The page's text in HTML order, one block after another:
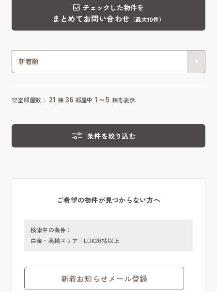
チェックした物件を
まとめてお問い合わせ （最大10件）
空室部屋数： 21 棟 36 部屋中 1～5 棟を表示
条件を絞り込む
ご希望の物件が見つからない方へ
検索中の条件：
白金・高輪エリア｜LDK20帖以上
新着お知らせメール登録